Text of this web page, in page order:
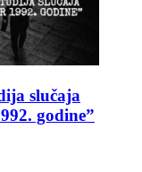
slučaja
godine”